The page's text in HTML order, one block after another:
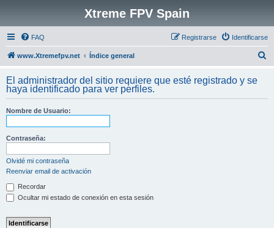
Xtreme FPV Spain
FAQ Identificarse
Registrarse
www.Xtremefpv.net Índice general
c
El administrador del sitio requiere que esté registrado y se
haya identificado para ver perfiles.
Nombre de Usuario:
Contraseña:
Olvidé mi contraseña
Reenviar email de activación
Recordar
Ocultar mi estado de conexión en esta sesión